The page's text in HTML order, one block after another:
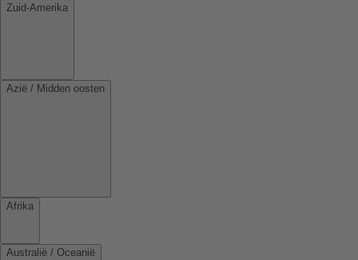
Zuid-Amerika
Azië / Midden oosten
Afrika
Australië / Oceanië